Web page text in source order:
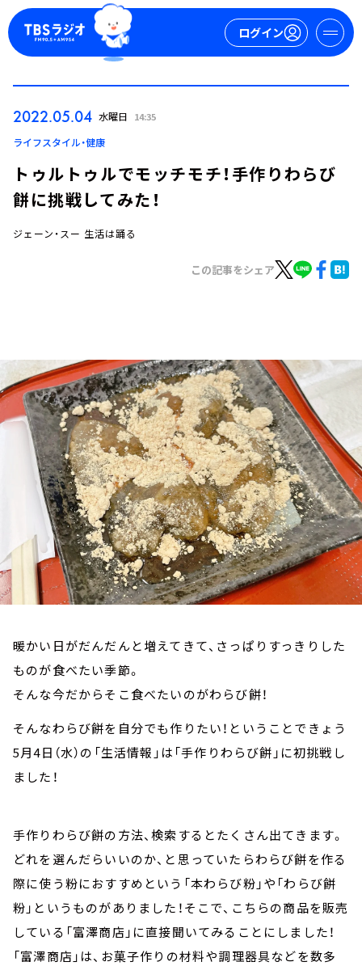
ログイン
ログイン
お知らせ
イベント・グッズ
YouTube
会社情報
2022.05.04 水曜日 14:35
ライフスタイル・健康
トゥルトゥルでモッチモチ！手作りわらび
餅に挑戦してみた！
ジェーン・スー 生活は踊る
この記事をシェア
暖かい日がだんだんと増えてきて、さっぱりすっきりした
ものが食べたい季節。
そんな今だからそこ食べたいのがわらび餅！
そんなわらび餅を自分でも作りたい！ということできょう
5月4日（水）の「生活情報」は「手作りわらび餅」に初挑戦し
ました！
手作りわらび餅の方法、検索するとたくさん出てきます。
どれを選んだらいいのか、と思っていたらわらび餅を作る
際に使う粉におすすめという「本わらび粉」や「わらび餅
粉」というものがありました！そこで、こちらの商品を販売
している「富澤商店」に直接聞いてみることにしました！
「富澤商店」は、お菓子作りの材料や調理器具などを数多